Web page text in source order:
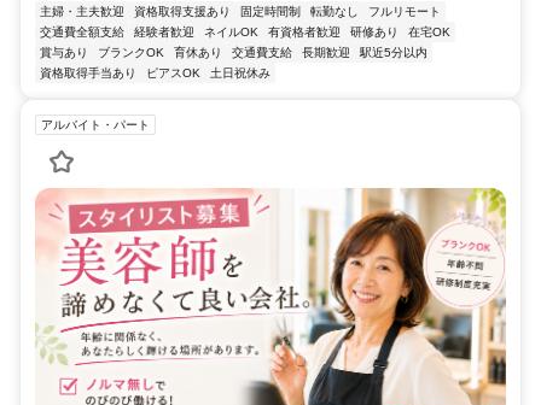
主婦・主夫歓迎 資格取得支援あり 固定時間制 転勤なし
フルリモート
交通費全額支給
経験者歓迎 ネイルOK 有資格者歓迎 研修あり
在宅OK
賞与あり
ブランクOK 育休あり 交通費支給 長期歓迎
駅近5分以内
資格取得手当あり
ピアスOK 土日祝休み
アルバイト・パート